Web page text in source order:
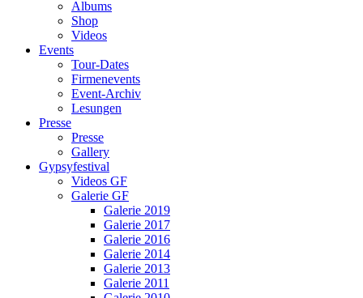
Albums
Shop
Videos
Events
Tour-Dates
Firmenevents
Event-Archiv
Lesungen
Presse
Presse
Gallery
Gypsyfestival
Videos GF
Galerie GF
Galerie 2019
Galerie 2017
Galerie 2016
Galerie 2014
Galerie 2013
Galerie 2011